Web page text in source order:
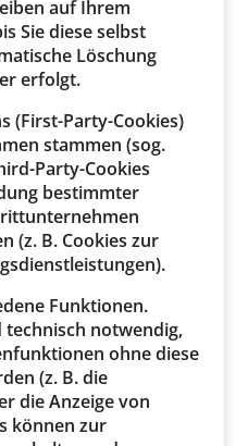
auf Ihrem
Sie diese selbst
Löschung
erfolgt.
(First-Party-Cookies)
stammen (sog.
Party-Cookies
bestimmter
(z. B. Cookies zur
Funktionen.
technisch notwendig,
ohne diese
(z. B. die
die Anzeige von
können zur